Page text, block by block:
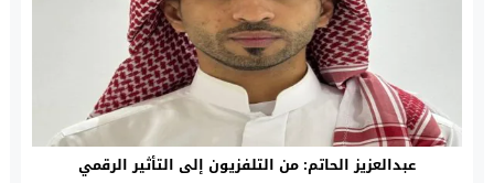
عبدالعزيز الحاتم: من التلفزيون إلى التأثير الرقمي